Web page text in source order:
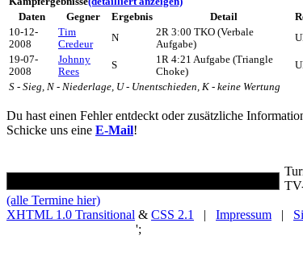
Daten
Gegner Ergebnis Detail
10-12-
2008
Tim
Credeur
N
2R 3:00 TKO (Verbale
Aufgabe)
19-07-
2008
Johnny
Rees
S
1R 4:21 Aufgabe (Triangle
Choke)
S - Sieg, N - Niederlage, U - Unentschieden, K - keine Wertung
Du hast einen Fehler entdeckt oder zusätzliche
Schicke uns eine E-Mail!
(alle Termine hier)
XHTML 1.0 Transitional & CSS 2.1 | Impressum |
';